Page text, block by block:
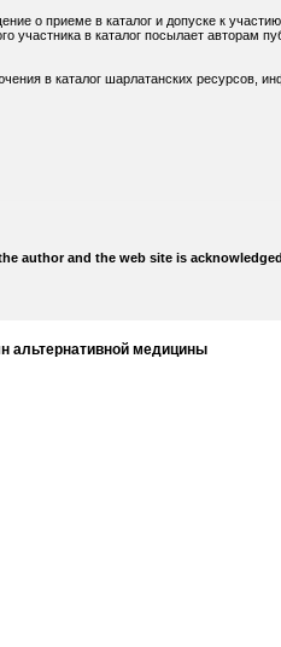
о приеме в каталог и допуске к
в каталог посылает авторам
в каталог шарлатанских ресурсов,
author and the web site is
альтернативной медицины